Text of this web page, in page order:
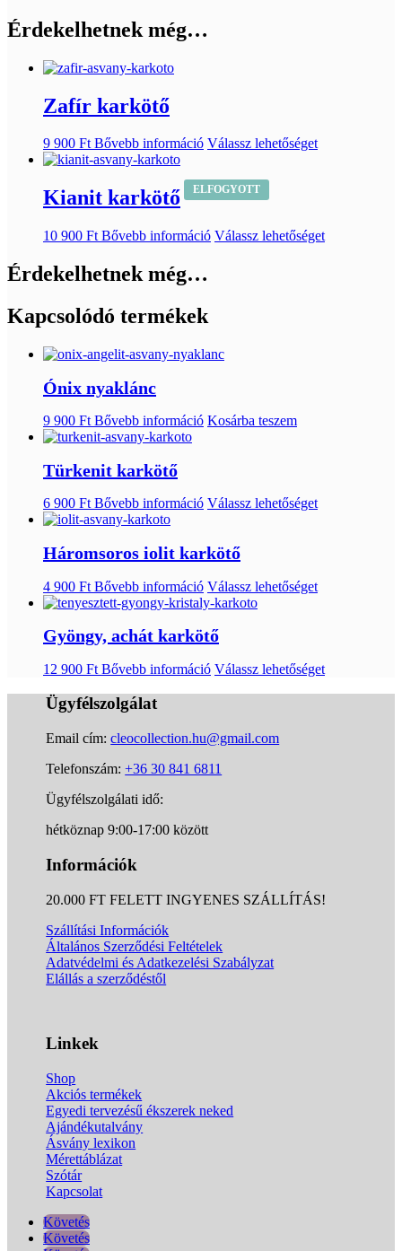
Érdekelhetnek még…
Zafír karkötő
9 900 Ft Bővebb információ Válassz lehetőséget
ELFOGYOTT
Kianit karkötő
10 900 Ft Bővebb információ Válassz lehetőséget
Érdekelhetnek még…
Kapcsolódó termékek
Ónix nyaklánc
9 900 Ft Bővebb információ Kosárba teszem
Türkenit karkötő
6 900 Ft Bővebb információ Válassz lehetőséget
Háromsoros iolit karkötő
4 900 Ft Bővebb információ Válassz lehetőséget
Gyöngy, achát karkötő
12 900 Ft Bővebb információ Válassz lehetőséget
Ügyfélszolgálat
Email cím:cleocollection.hu@gmail.com
Telefonszám:+36 30 841 6811
Ügyfélszolgálati idő:
hétköznap 9:00-17:00 között
Információk
20.000 FT FELETT INGYENES SZÁLLÍTÁS!
Szállítási Információk
Általános Szerződési Feltételek
Adatvédelmi és Adatkezelési Szabályzat
Elállás a szerződéstől
Linkek
Shop
Akciós termékek
Egyedi tervezésű ékszerek neked
Ajándékutalvány
Ásvány lexikon
Mérettáblázat
Szótár
Kapcsolat
Követés
Követés